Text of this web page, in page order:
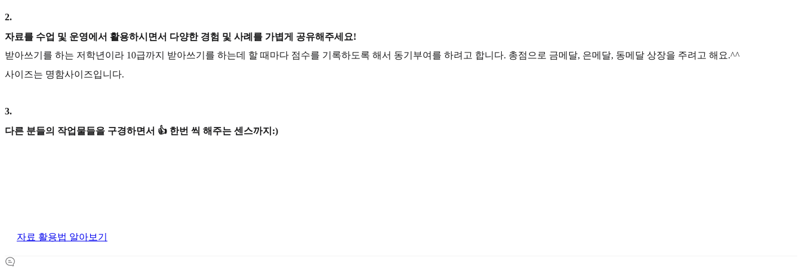
2.
자료를 수업 및 운영에서 활용하시면서 다양한 경험 및 사례를 가볍게 공유해주세요!
받아쓰기를 하는 저학년이라 10급까지 받아쓰기를 하는데 할 때마다 점수를 기록하도록 해서 동기부여를 하려고 합니다. 총점으로 금메달, 은메달, 동메달 상장을 주려고 해요.^^
사이즈는 명함사이즈입니다.
3.
다른 분들의 작업물들을 구경하면서 👍 한번 씩 해주는 센스까지:)
자료 활용법 알아보기